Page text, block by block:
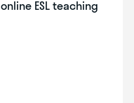
ESL teaching